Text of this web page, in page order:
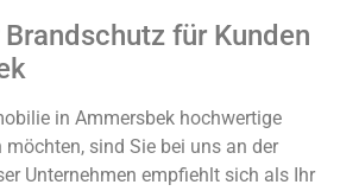
für Kunden
in Ammersbek hochwertige
sind Sie bei uns an der
Unternehmen empfiehlt sich als Ihr